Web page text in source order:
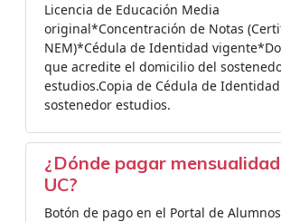
Licencia de Educación Media
original*Concentración de Notas
NEM)*Cédula de Identidad
que acredite el domicilio del
estudios.Copia de Cédula de
sostenedor estudios.
¿Dónde pagar
UC?
Botón de pago en el Portal de